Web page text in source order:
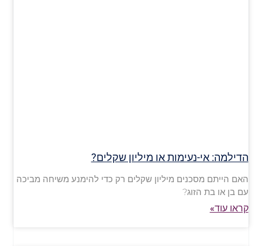
הדילמה: אי-נעימות או מיליון שקלים?
האם הייתם מסכנים מיליון שקלים רק כדי להימנע משיחה מביכה
עם בן או בת הזוג?
קראו עוד»